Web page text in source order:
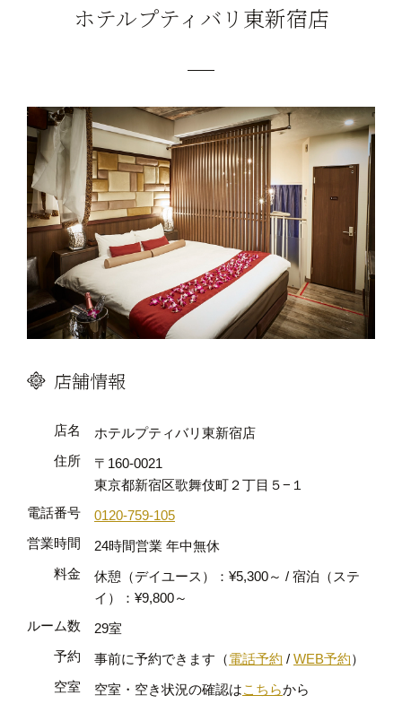
ホテルプティバリ東新宿店
店舗情報
店名
ホテルプティバリ東新宿店
住所
〒160-0021
東京都新宿区歌舞伎町２丁目５−１
電話番号
0120-759-105
営業時間
24時間営業 年中無休
料金
休憩（デイユース）：¥5,300～ / 宿泊（ステ
イ）：¥9,800～
ルーム数
29室
予約
事前に予約できます（電話予約 / WEB予約）
空室
空室・空き状況の確認はこちらから